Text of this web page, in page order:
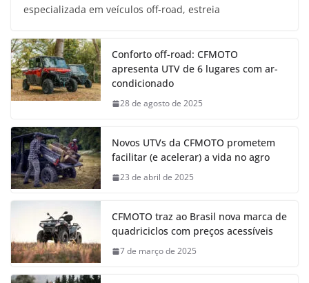
especializada em veículos off-road, estreia
Conforto off-road: CFMOTO
apresenta UTV de 6 lugares com ar-
condicionado
28 de agosto de 2025
Novos UTVs da CFMOTO prometem
facilitar (e acelerar) a vida no agro
23 de abril de 2025
CFMOTO traz ao Brasil nova marca de
quadriciclos com preços acessíveis
7 de março de 2025